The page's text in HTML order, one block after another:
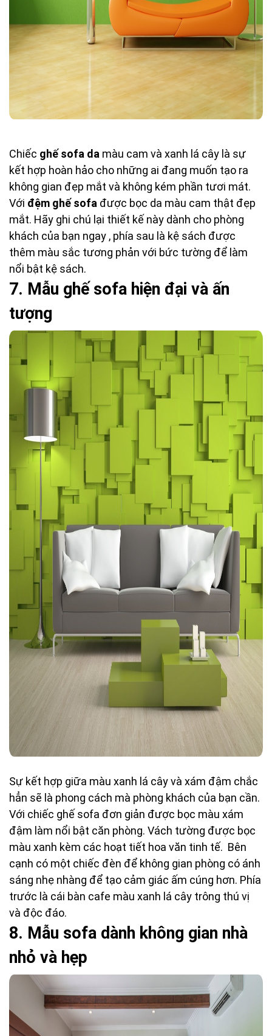
Chiếc ghế sofa da màu cam và xanh lá cây là sự
kết hợp hoàn hảo cho những ai đang muốn tạo ra
không gian đẹp mắt và không kém phần tươi mát.
Với đệm ghế sofa được bọc da màu cam thật đẹp
mắt. Hãy ghi chú lại thiết kế này dành cho phòng
khách của bạn ngay , phía sau là kệ sách được
thêm màu sắc tương phản với bức tường để làm
nổi bật kệ sách.
7. Mẫu ghế sofa hiện đại và ấn
tượng
Sự kết hợp giữa màu xanh lá cây và xám đậm chắc
hẳn sẽ là phong cách mà phòng khách của bạn cần.
Với chiếc ghế sofa đơn giản được bọc màu xám
đậm làm nổi bật căn phòng. Vách tường được bọc
màu xanh kèm các hoạt tiết hoa văn tinh tế. Bên
cạnh có một chiếc đèn để không gian phòng có ánh
sáng nhẹ nhàng để tạo cảm giác ấm cúng hơn. Phía
trước là cái bàn cafe màu xanh lá cây trông thú vị
và độc đáo.
8. Mẫu sofa dành không gian nhà
nhỏ và hẹp